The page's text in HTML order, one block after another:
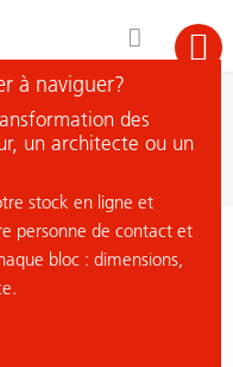
à naviguer?
des
un architecte ou un
stock en ligne et
personne de contact et
bloc : dimensions,